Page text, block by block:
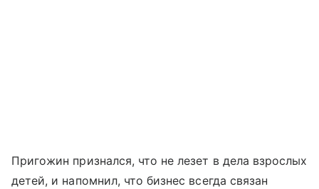
Пригожин признался, что не лезет в дела взрослых
детей, и напомнил, что бизнес всегда связан